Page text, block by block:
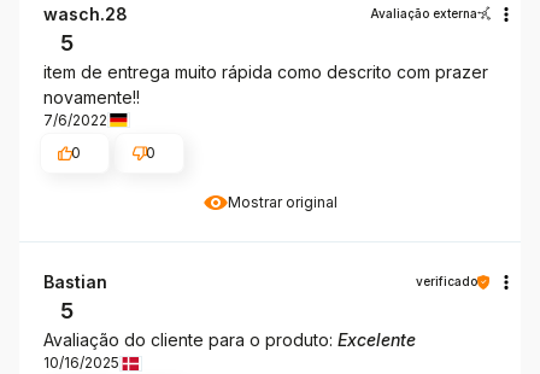
Mostrar original
wasch.28 Avaliação externa
5
item de entrega muito rápida como descrito com prazer
novamente!!
7/6/2022
0
0
Bastian verificado
5
Avaliação do cliente para o produto: Excelente
10/16/2025